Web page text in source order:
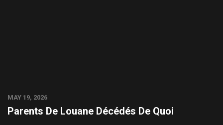
MAY 19, 2026
Parents De Louane Décédés De Quoi